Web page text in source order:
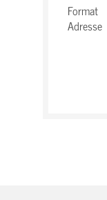
Format
Adresse